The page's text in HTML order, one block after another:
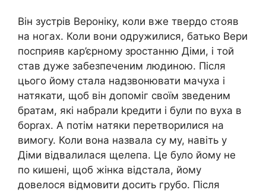
Він зустрів Вероніку, коли вже твердо стояв
на ногах. Коли вони одружилися, батько Вери
посприяв кар’єрному зростанню Діми, і той
став дуже забезпеченим людиною. Після
цього йому стала надзвонювати мачуха і
натякати, щоб він допоміг своїм зведеним
братам, які набрали kредити і були по вуха в
борrах. А потім натяки перетворилися на
вимогу. Коли вона назвала су му, навіть у
Діми відвалилася щелепа. Це було йому не
по кишені, щоб жінка відстала, йому
довелося відмовити досить грубо. Після